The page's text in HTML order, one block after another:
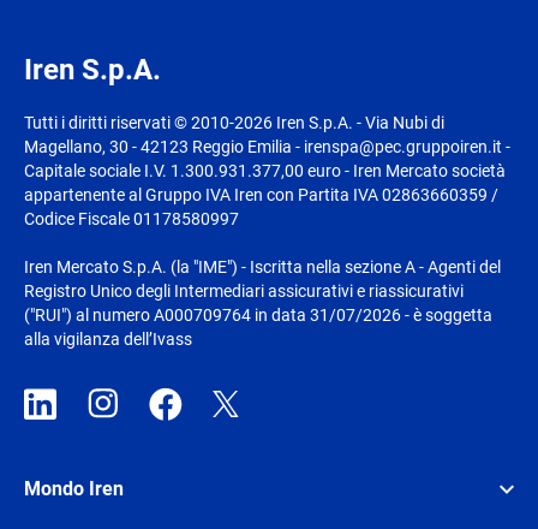
Iren S.p.A.
Tutti i diritti riservati © 2010-2026 Iren S.p.A. - Via Nubi di
Magellano, 30 - 42123 Reggio Emilia - irenspa@pec.gruppoiren.it -
Capitale sociale I.V. 1.300.931.377,00 euro - Iren Mercato società
appartenente al Gruppo IVA Iren con Partita IVA 02863660359 /
Codice Fiscale 01178580997
Iren Mercato S.p.A. (la "IME") - Iscritta nella sezione A - Agenti del
Registro Unico degli Intermediari assicurativi e riassicurativi
("RUI") al numero A000709764 in data 31/07/2026 - è soggetta
alla vigilanza dell’Ivass
Mondo Iren